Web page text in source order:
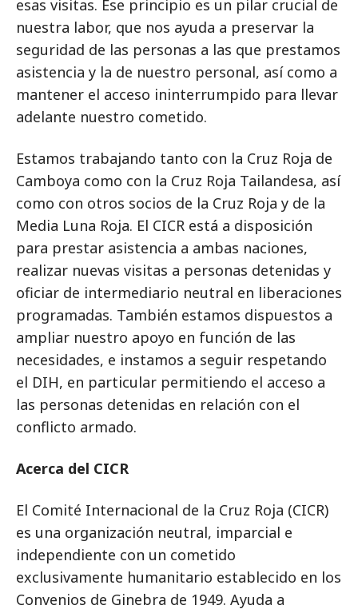
esas visitas. Ese principio es un pilar crucial de
nuestra labor, que nos ayuda a preservar la
seguridad de las personas a las que prestamos
asistencia y la de nuestro personal, así como a
mantener el acceso ininterrumpido para llevar
adelante nuestro cometido.
Estamos trabajando tanto con la Cruz Roja de
Camboya como con la Cruz Roja Tailandesa, así
como con otros socios de la Cruz Roja y de la
Media Luna Roja. El CICR está a disposición
para prestar asistencia a ambas naciones,
realizar nuevas visitas a personas detenidas y
oficiar de intermediario neutral en liberaciones
programadas. También estamos dispuestos a
ampliar nuestro apoyo en función de las
necesidades, e instamos a seguir respetando
el DIH, en particular permitiendo el acceso a
las personas detenidas en relación con el
conflicto armado.
Acerca del CICR
El Comité Internacional de la Cruz Roja (CICR)
es una organización neutral, imparcial e
independiente con un cometido
exclusivamente humanitario establecido en los
Convenios de Ginebra de 1949. Ayuda a